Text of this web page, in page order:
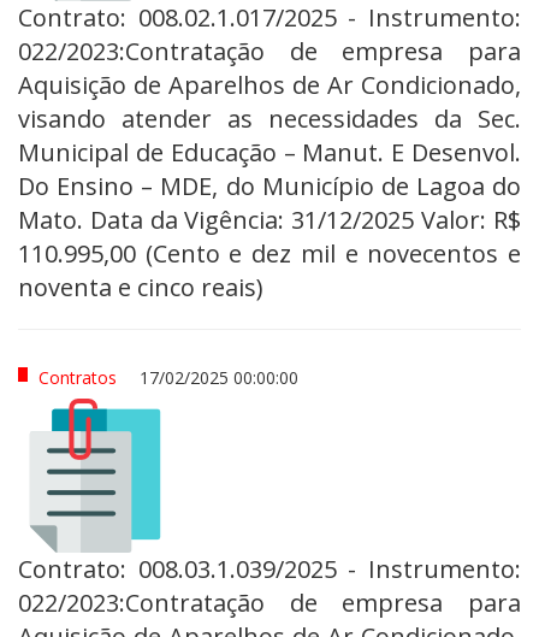
Contrato: 008.02.1.017/2025 - Instrumento:
022/2023:Contratação de empresa para
Aquisição de Aparelhos de Ar Condicionado,
visando atender as necessidades da Sec.
Municipal de Educação – Manut. E Desenvol.
Do Ensino – MDE, do Município de Lagoa do
Mato. Data da Vigência: 31/12/2025 Valor: R$
110.995,00 (Cento e dez mil e novecentos e
noventa e cinco reais)
Contratos 17/02/2025 00:00:00
Contrato: 008.03.1.039/2025 - Instrumento:
022/2023:Contratação de empresa para